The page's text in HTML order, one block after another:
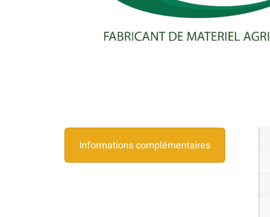
Informations complémentaires